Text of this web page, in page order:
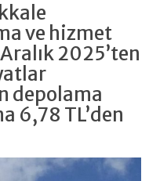
ve hizmet
2025’ten
depolama
6,78 TL’den